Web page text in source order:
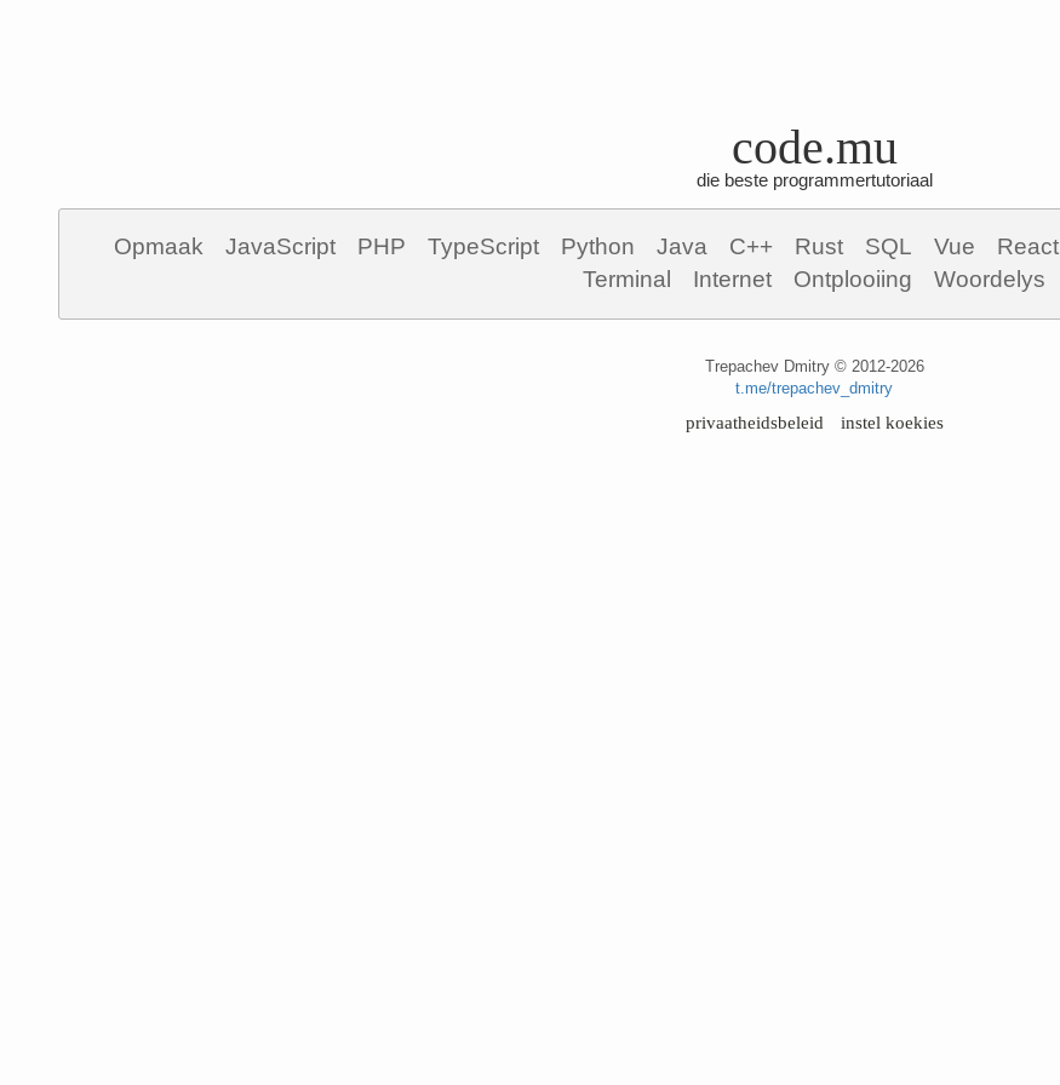
code.mu
die beste programmertutoriaal
Opmaak JavaScript PHP TypeScript Python Java C++ Rust SQL Vue React
Terminal
Internet Ontplooiing Woordelys
Trepachev Dmitry © 2012-2026
t.me/trepachev_dmitry
privaatheidsbeleid instel koekies